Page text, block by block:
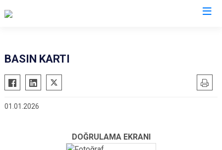
BASIN KARTI
01.01.2026
DOĞRULAMA EKRANI